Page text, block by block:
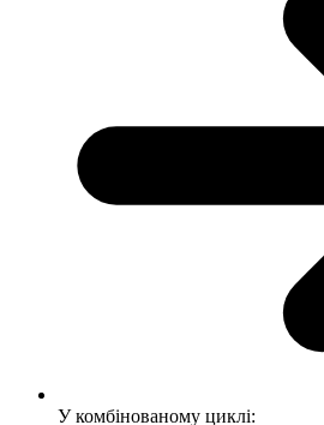
У комбінованому циклі: